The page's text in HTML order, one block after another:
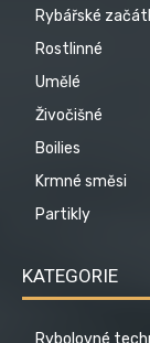
Rybářské
Rostlinné
Umělé
Živočišné
Boilies
Krmné směsi
Partikly
KATEGORIE
Rybolovné